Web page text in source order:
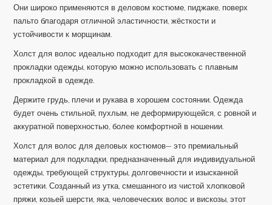
Они широко применяются в деловом костюме, пиджаке, поверх
пальто благодаря отличной эластичности, жёсткости и
устойчивости к морщинам.
Холст для волос идеально подходит для высококачественной
прокладки одежды, которую можно использовать с плавным
прокладкой в одежде.
Держите грудь, плечи и рукава в хорошем состоянии. Одежда
будет очень стильной, пухлым, не деформирующейся, с ровной и
аккуратной поверхностью, более комфортной в ношении.
Холст для волос для деловых костюмов— это премиальный
материал для подкладки, предназначенный для индивидуальной
одежды, требующей структуры, долговечности и изысканной
эстетики. Созданный из утка, смешанного из чистой хлопковой
пряжи, козьей шерсти, яка, человеческих волос и вискозы, этот